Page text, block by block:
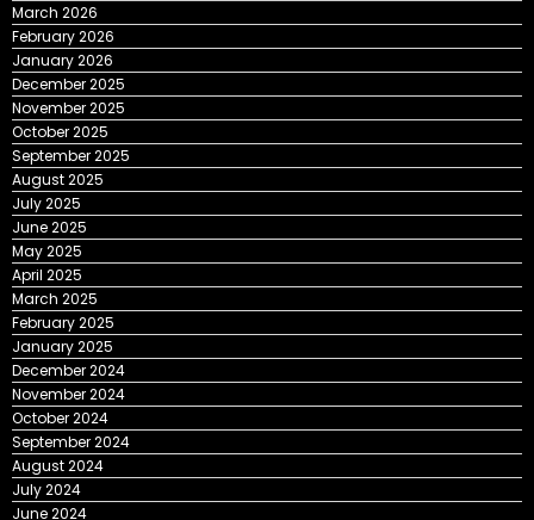
March 2026
February 2026
January 2026
December 2025
November 2025
October 2025
September 2025
August 2025
July 2025
June 2025
May 2025
April 2025
March 2025
February 2025
January 2025
December 2024
November 2024
October 2024
September 2024
August 2024
July 2024
June 2024